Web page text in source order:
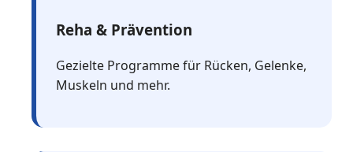
Reha & Prävention
Gezielte Programme für Rücken, Gelenke,
Muskeln und mehr.